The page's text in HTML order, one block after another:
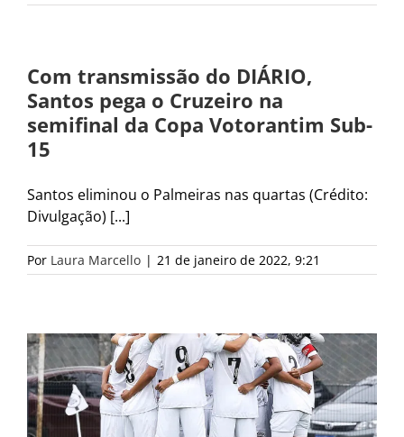
Com transmissão do DIÁRIO,
Santos pega o Cruzeiro na
semifinal da Copa Votorantim Sub-
15
Santos eliminou o Palmeiras nas quartas (Crédito:
Divulgação) [...]
Por Laura Marcello | 21 de janeiro de 2022, 9:21